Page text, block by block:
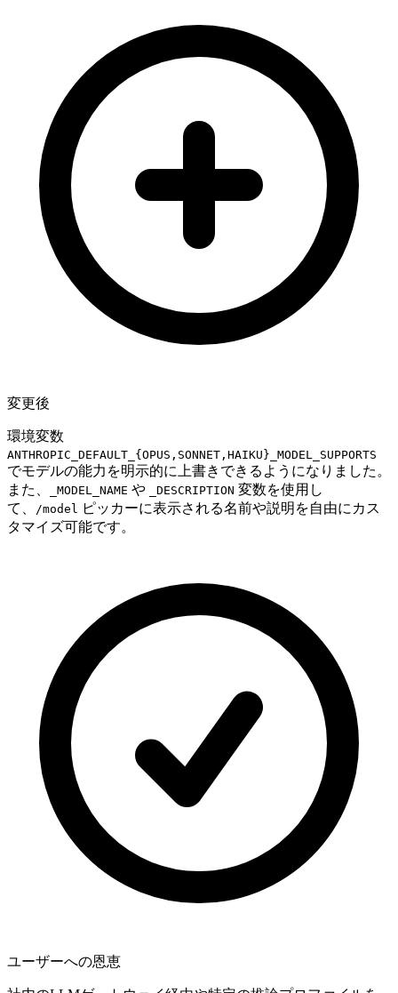
変更後
環境変数
ANTHROPIC_DEFAULT_{OPUS,SONNET,HAIKU}_MODEL_SUPPORTS
でモデルの能力を明示的に上書きできるようになりました。
また、
_MODEL_NAME や _DESCRIPTION 変数を使用し
て、
/model
ピッカーに表示される名前や説明を自由にカス
タマイズ可能です。
ユーザーへの恩恵